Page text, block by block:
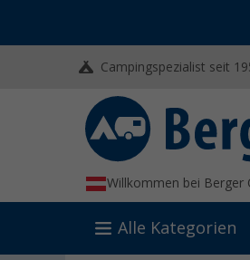
Campingspezialist seit
Willkommen bei Berger
Alle Kategorien